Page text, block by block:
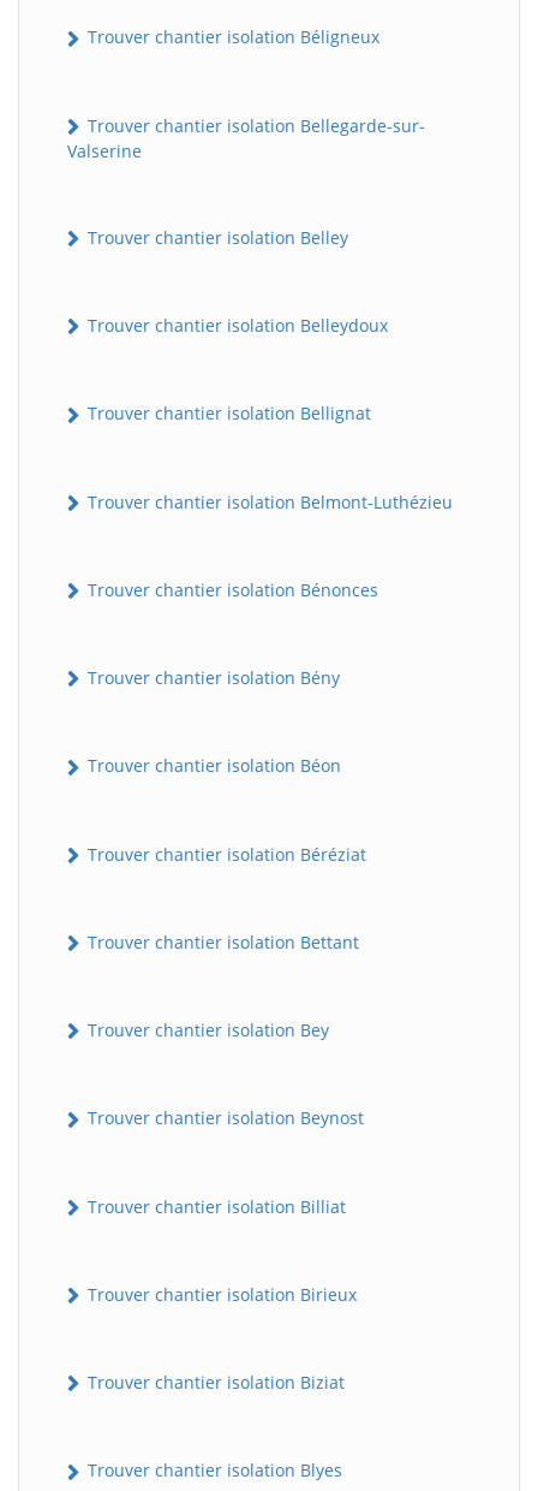
Trouver chantier isolation Béligneux
Trouver chantier isolation Bellegarde-sur-
Valserine
Trouver chantier isolation Belley
Trouver chantier isolation Belleydoux
Trouver chantier isolation Bellignat
Trouver chantier isolation Belmont-Luthézieu
Trouver chantier isolation Bénonces
Trouver chantier isolation Bény
Trouver chantier isolation Béon
Trouver chantier isolation Béréziat
Trouver chantier isolation Bettant
Trouver chantier isolation Bey
Trouver chantier isolation Beynost
Trouver chantier isolation Billiat
Trouver chantier isolation Birieux
Trouver chantier isolation Biziat
Trouver chantier isolation Blyes